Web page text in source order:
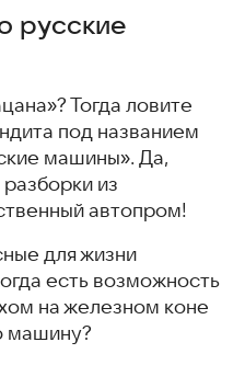
русские
Тогда ловите
под названием
машины». Да,
из
автопром!
для жизни
есть возможность
на железном коне
машину?